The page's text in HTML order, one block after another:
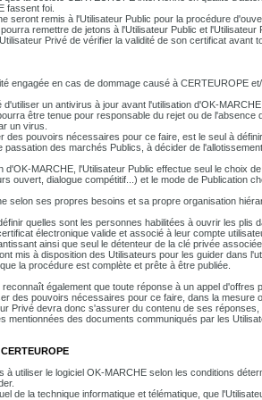
fassent foi.
seront remis à l'Utilisateur Public pour la procédure
remettre de jetons à l'Utilisateur Public et
Privé de vérifier la validité de son certificat avant
engagée en cas de dommage causé à CERTEUROPE
un antivirus à jour avant l'utilisation d'OK-
être tenue pour responsable du rejet ou de
un virus.
des pouvoirs nécessaires pour ce faire, est le seul à
passation des marchés Publics, à décider de
d'OK-MARCHE, l'Utilisateur Public effectue seul le choix
ouvert, dialogue compétitif...) et le mode de Publication
selon ses propres besoins et sa propre organisation
quelles sont les personnes habilitées à ouvrir les
électronique valide et associé à leur compte
ainsi que seul le détenteur de la clé privée
mis à disposition des Utilisateurs pour les guider dans
la procédure est complète et prête à être publiée.
également que toute réponse à un appel d'offres
des pouvoirs nécessaires pour ce faire, dans la mesure
Privé devra donc s'assurer du contenu de ses
mentionnées des documents communiqués par les
à utiliser le logiciel OK-MARCHE selon les conditions
de la technique informatique et télématique, que